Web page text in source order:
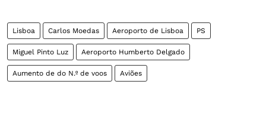
Lisboa Carlos Moedas Aeroporto de Lisboa PS
Miguel Pinto Luz Aeroporto Humberto Delgado
Aumento de do N.º de voos Aviões